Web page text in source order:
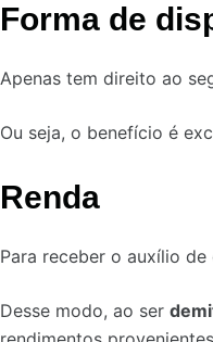
Forma de
Apenas tem direito ao
Ou seja, o benefício é
Renda
Para receber o auxílio
Desse modo, ao ser